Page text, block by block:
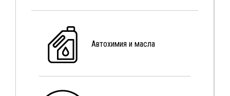
Автохимия и масла